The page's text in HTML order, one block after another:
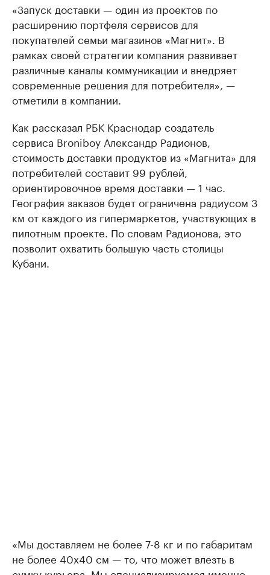
«Запуск доставки — один из проектов по
расширению портфеля сервисов для
покупателей семьи магазинов «Магнит». В
рамках своей стратегии компания развивает
различные каналы коммуникации и внедряет
современные решения для потребителя», —
отметили в компании.
Как рассказал РБК Краснодар создатель
сервиса Broniboy Александр Радионов,
стоимость доставки продуктов из «Магнита» для
потребителей составит 99 рублей,
ориентировочное время доставки — 1 час.
География заказов будет ограничена радиусом 3
км от каждого из гипермаркетов, участвующих в
пилотным проекте. По словам Радионова, это
позволит охватить большую часть столицы
Кубани.
«Мы доставляем не более 7-8 кг и по габаритам
не более 40х40 см — то, что может влезть в